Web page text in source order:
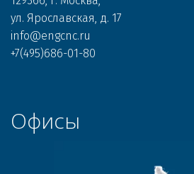
ул. Ярославская, д. 17
info@engcnc.ru
+7(495)686-01-80
Офисы